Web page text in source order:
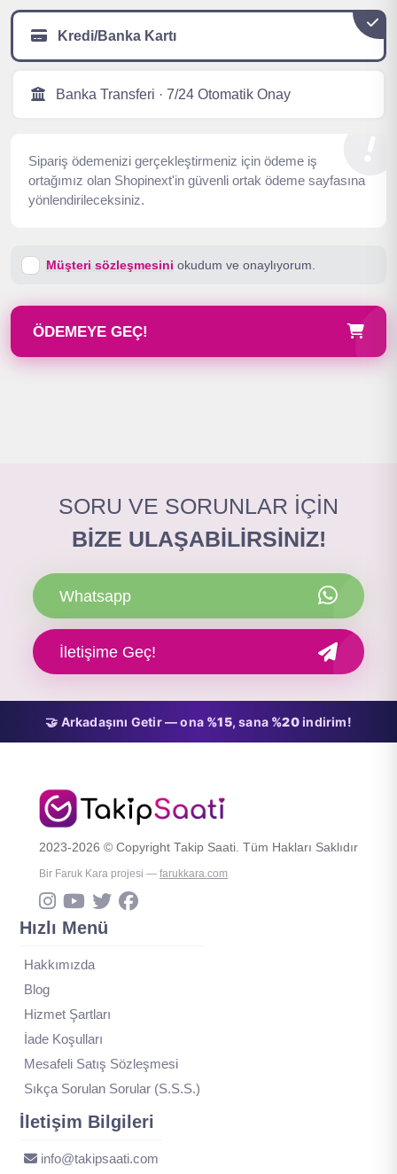
Kredi/Banka Kartı
Banka Transferi · 7/24 Otomatik Onay
Sipariş ödemenizi gerçekleştirmeniz için ödeme iş
ortağımız olan Shopinext'in güvenli ortak ödeme sayfasına
yönlendirileceksiniz.
Müşteri sözleşmesini okudum ve onaylıyorum.
ÖDEMEYE GEÇ!
SORU VE SORUNLAR İÇİN
BİZE ULAŞABİLİRSİNİZ!
Whatsapp
İletişime Geç!
🤝 Arkadaşını Getir — ona %15, sana %20indirim!
2023-2026 © Copyright Takip Saati. Tüm Hakları Saklıdır
Bir Faruk Kara projesi — farukkara.com
Hızlı Menü
Hakkımızda
Blog
Hizmet Şartları
İade Koşulları
Mesafeli Satış Sözleşmesi
Sıkça Sorulan Sorular (S.S.S.)
İletişim Bilgileri
info@takipsaati.com